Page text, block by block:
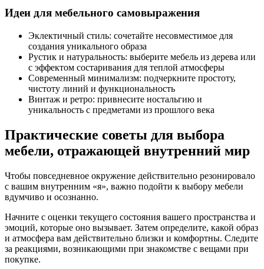
Идеи для мебельного самовыражения
Эклектичный стиль: сочетайте несовместимое для
создания уникального образа
Рустик и натуральность: выберите мебель из дерева или
с эффектом состаривания для теплой атмосферы
Современный минимализм: подчеркните простоту,
чистоту линий и функциональность
Винтаж и ретро: привнесите ностальгию и
уникальность с предметами из прошлого века
Практические советы для выбора
мебели, отражающей внутренний мир
Чтобы повседневное окружение действительно резонировало
с вашим внутренним «я», важно подойти к выбору мебели
вдумчиво и осознанно.
Начните с оценки текущего состояния вашего пространства и
эмоций, которые оно вызывает. Затем определите, какой образ
и атмосфера вам действительно близки и комфортны. Следите
за реакциями, возникающими при знакомстве с вещами при
покупке.